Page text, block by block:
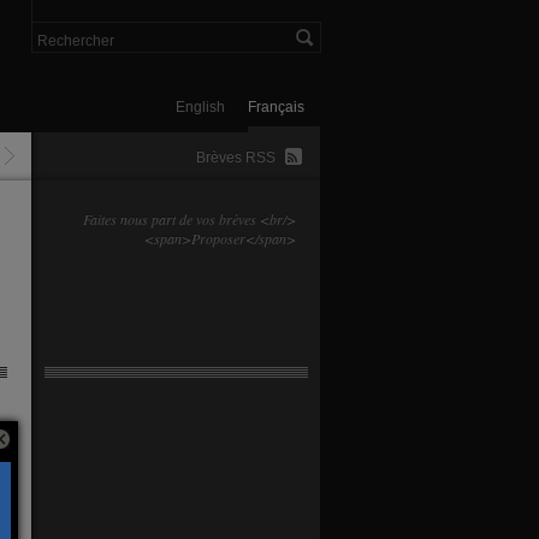
Français
English
Brèves RSS
Faites nous part de vos brèves <br/>
<span>Proposer</span>